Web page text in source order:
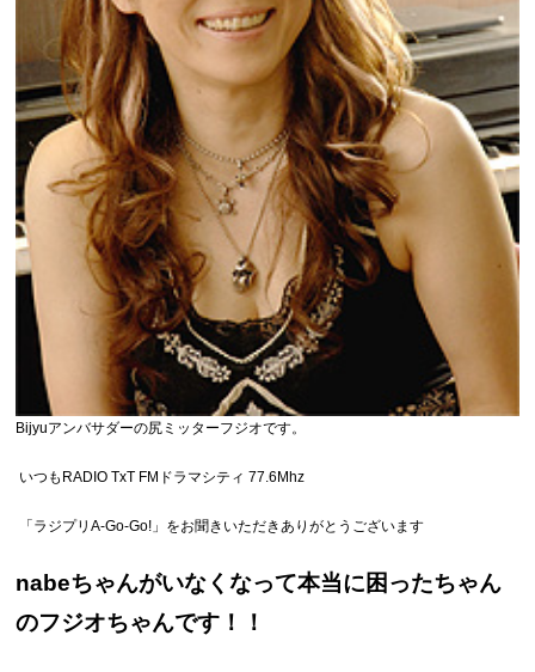
Bijyuアンバサダーの尻ミッターフジオです。
いつもRADIO TxT FMドラマシティ 77.6Mhz
「ラジプリA-Go-Go!」をお聞きいただきありがとうございます
nabeちゃんがいなくなって本当に困ったちゃん
のフジオちゃんです！！